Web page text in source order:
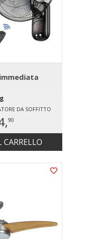
immediata
DA SOFFITTO
90